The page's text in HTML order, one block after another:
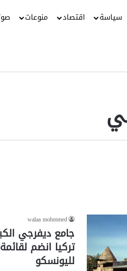
سياسة اقتصاد منوعات
walaa mohmmed
جامع ديفرجي
تركيا انضم
لليونسكو